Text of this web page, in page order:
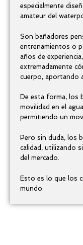
especialmente
amateur del
Son bañadores
entrenamientos o
años de
extremadamente
cuerpo, aportando
De esta forma, los
movilidad en el
permitiendo un
Pero sin duda, los
calidad, utilizando
del mercado.
Esto es lo que los
mundo.